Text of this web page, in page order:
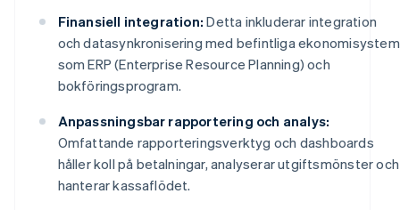
Finansiell integration: Detta inkluderar integration
och datasynkronisering med befintliga ekonomisystem
som ERP (Enterprise Resource Planning) och
bokföringsprogram.
Anpassningsbar rapportering och analys:
Omfattande rapporteringsverktyg och dashboards
håller koll på betalningar, analyserar utgiftsmönster och
hanterar kassaflödet.